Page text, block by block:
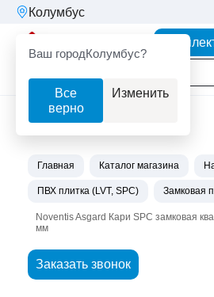
Колумбус
Ваш городКолумбус?
Все
верно
Изменить
Главная Каталог магазина
ПВХ плитка (LVT, SPC) Замковая
Noventis Asgard Кари SPC замковая
мм
Заказать звонок